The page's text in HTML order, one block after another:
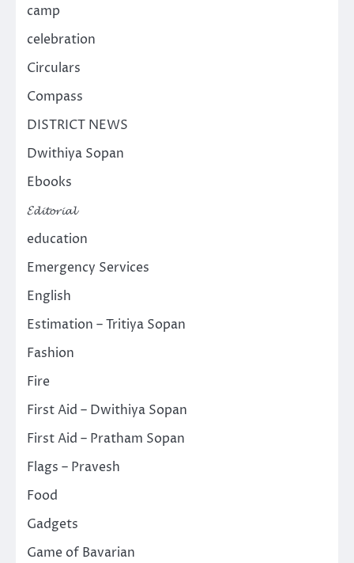
camp
celebration
Circulars
Compass
DISTRICT NEWS
Dwithiya Sopan
Ebooks
𝓔𝓭𝓲𝓽𝓸𝓻𝓲𝓪𝓵
education
Emergency Services
English
Estimation – Tritiya Sopan
Fashion
Fire
First Aid – Dwithiya Sopan
First Aid – Pratham Sopan
Flags – Pravesh
Food
Gadgets
Game of Bavarian